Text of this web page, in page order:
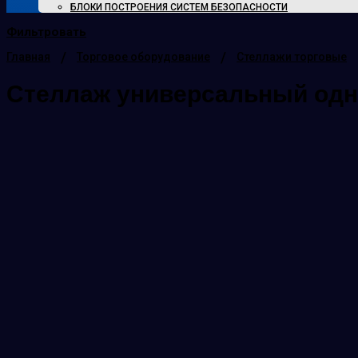
БЛОКИ ПОСТРОЕНИЯ СИСТЕМ БЕЗОПАСНОСТИ
Фильтровать
Главная / Торговое оборудование / Стеллажи торговые
Стеллаж универсальный